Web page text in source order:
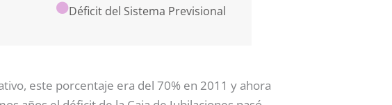
Déficit del Sistema Previsional
este porcentaje era del 70% en 2011 y ahora